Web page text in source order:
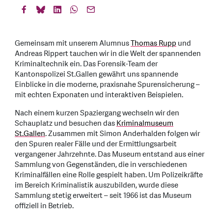
Gemeinsam mit unserem AlumnusThomas Rupp und
Andreas Rippert tauchen wir in die Welt der spannenden
Kriminaltechnik ein. Das Forensik-Team der
Kantonspolizei St.Gallen gewährt uns spannende
Einblicke in die moderne, praxisnahe Spurensicherung –
mit echten Exponaten und interaktiven Beispielen.
Nach einem kurzen Spaziergang wechseln wir den
Schauplatz und besuchen dasKriminalmuseum
St.Gallen. Zusammen mit Simon Anderhalden folgen wir
den Spuren realer Fälle und der Ermittlungsarbeit
vergangener Jahrzehnte. Das Museum entstand aus einer
Sammlung von Gegenständen, die in verschiedenen
Kriminalfällen eine Rolle gespielt haben. Um Polizeikräfte
im Bereich Kriminalistik auszubilden, wurde diese
Sammlung stetig erweitert – seit 1966 ist das Museum
offiziell in Betrieb.